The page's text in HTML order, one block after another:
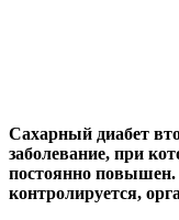
Сахарный диабет
заболевание, при
постоянно
контролируется,